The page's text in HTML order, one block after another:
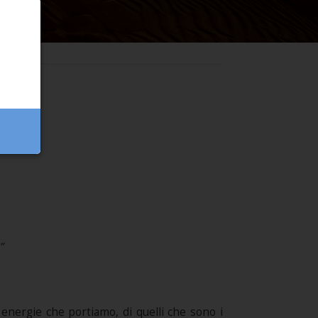
che portiamo, di quelli che sono i